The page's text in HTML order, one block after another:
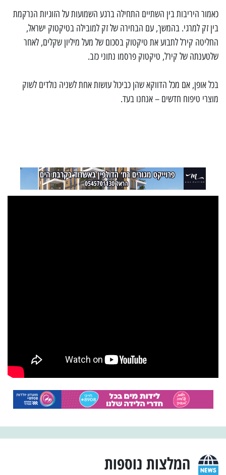
כאמור היריבות בין השתיים התחילה ברגע השמועות על הזוגיות הנרקמת
בין זק למרגי. בהמשך, עם הבחירה של זק למובילה בטיקטוק ישראל,
החליטה קירל לתבוע את טיקטוק בסכום של מעל מיליון שקלים, לאחר
שלטענתה של קירל, טיקטוק פרסמו נתוני כזב.
בכל אופן, אם מכל הדווקא שהן כביכול עושות אחת לשניה נולדים לשוק
מוצרי טיפוח חדשים – אנחנו בעד.
המלצות נוספות